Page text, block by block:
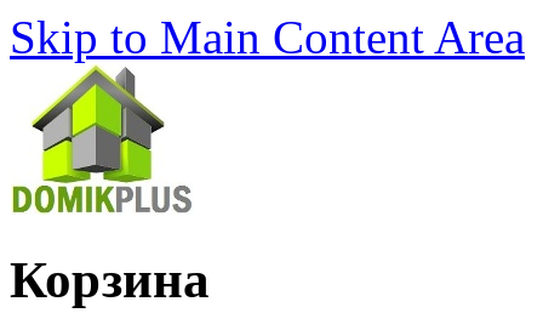
Skip to Main Content Area
Корзина